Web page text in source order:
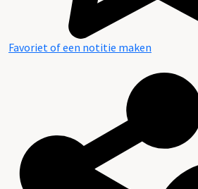
Favoriet of een notitie maken